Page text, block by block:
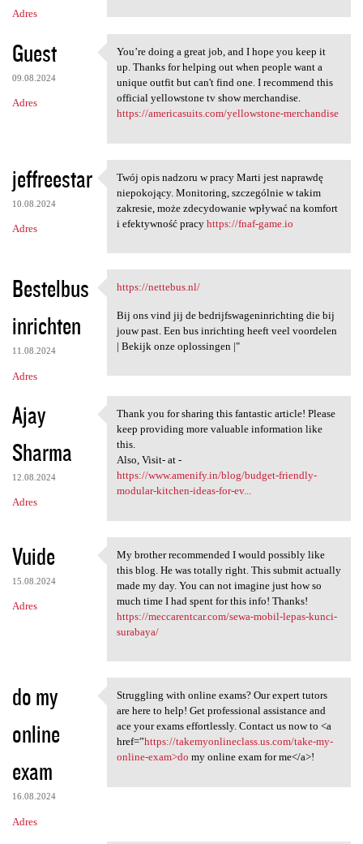
Adres
Guest
09.08.2024
Adres
You’re doing a great job, and
You’re doing a great job, and I hope you keep it
up. Thanks for helping out when people want a
unique outfit but can't find one. I recommend this
official yellowstone tv show merchandise.
https://americasuits.com/yellowstone-merchandise
jeffreestar
10.08.2024
Adres
Twój opis nadzoru w pracy
Twój opis nadzoru w pracy Marti jest naprawdę
niepokojący. Monitoring, szczególnie w takim
zakresie, może zdecydowanie wpływać na komfort
i efektywność pracy https://fnaf-game.io
Bestelbus
inrichten
11.08.2024
Adres
https://nettebus.nl/
https://nettebus.nl/
Bij ons vind jij de bedrijfswageninrichting die bij
jouw past. Een bus inrichting heeft veel voordelen
| Bekijk onze oplossingen |"
Ajay
Sharma
12.08.2024
Adres
Thank you for sharing this
Thank you for sharing this fantastic article! Please
keep providing more valuable information like
this.
Also, Visit- at -
https://www.amenify.in/blog/budget-friendly-
modular-kitchen-ideas-for-ev...
Vuide
15.08.2024
Adres
My brother recommended I
My brother recommended I would possibly like
this blog. He was totally right. This submit actually
made my day. You can not imagine just how so
much time I had spent for this info! Thanks!
https://meccarentcar.com/sewa-mobil-lepas-kunci-
surabaya/
do my
online
exam
16.08.2024
Adres
Struggling with online exams?
Struggling with online exams? Our expert tutors
are here to help! Get professional assistance and
ace your exams effortlessly. Contact us now to <a
href=”https://takemyonlineclass.us.com/take-my-
online-exam>do my online exam for me</a>!